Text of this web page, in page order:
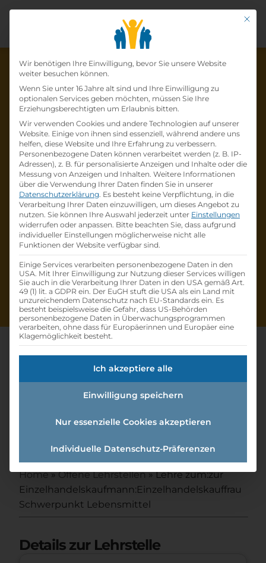
Die Lehrstelle wurde schon
besetzt!
Die LehrstelleLehre zum:zur
Einzelhandelskaufmann:Einzelhandelskauffr
au Schwerpunkt LebensmittelbeiBILLA AG
ist schonbesetzt.
Firmenprofil besuchen
Andere Lehrstelle suchen
Lehre Zum:zur
Einzelhandelskaufmann:einzel
handelskauffrau
Schwerpunkt Lebensmittel
Home»Offene Lehrstellen»Lehre zum:zur
Einzelhandelskaufmann:Einzelhandelskauffrau
Schwerpunkt Lebensmittel
Details zur Lehrstelle
Mit
Datenschutz-
Wir benötigen Ihre Einwilligung, bevor Sie unsere Website
weiter besuchen können.
Wenn Sie unter 16 Jahre alt sind und Ihre Einwilligung zu
optionalen Services geben möchten, müssen Sie Ihre
Erziehungsberechtigten um Erlaubnis bitten.
Wir verwenden Cookies und andere Technologien auf unserer
Website. Einige von ihnen sind essenziell, während andere uns
helfen, diese Website und Ihre Erfahrung zu verbessern.
Personenbezogene Daten können verarbeitet werden (z. B. IP-
Adressen), z. B. für personalisierte Anzeigen und Inhalte oder die
Messung von Anzeigen und Inhalten. Weitere Informationen
über die Verwendung Ihrer Daten finden Sie in unserer
Datenschutzerklärung. Es besteht keine Verpflichtung, in die
Verarbeitung Ihrer Daten einzuwilligen, um dieses Angebot zu
nutzen. Sie können Ihre Auswahl jederzeit unter Einstellungen
widerrufen oder anpassen. Bitte beachten Sie, dass aufgrund
individueller Einstellungen möglicherweise nicht alle
Funktionen der Website verfügbar sind.
Einige Services verarbeiten personenbezogene Daten in den
USA. Mit Ihrer Einwilligung zur Nutzung dieser Services willigen
Sie auch in die Verarbeitung Ihrer Daten in den USA gemäß Art.
49 (1) lit. a GDPR ein. Der EuGH stuft die USA als ein Land mit
unzureichendem Datenschutz nach EU-Standards ein. Es
besteht beispielsweise die Gefahr, dass US-Behörden
personenbezogene Daten in Überwachungsprogrammen
verarbeiten, ohne dass für Europäerinnen und Europäer eine
Klagemöglichkeit besteht.
Ich akzeptiere alle
Einwilligung speichern
Nur essenzielle Cookies akzeptieren
Individuelle Datenschutz-Präferenzen